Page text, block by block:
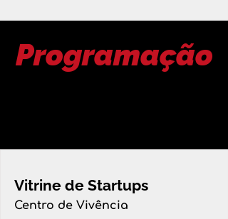
Programação
Vitrine de Startups
Centro de Vivência